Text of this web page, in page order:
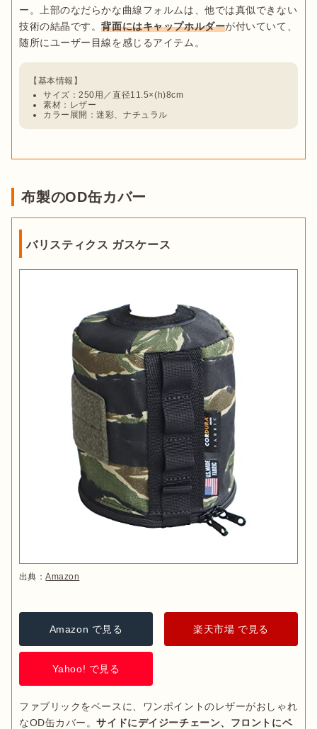
ー。上部のなだらかな曲線フォルムは、他では真似できない
技術の結晶です。背面にはキャップホルダーが付いていて、
随所にユーザー目線を感じるアイテム。
サイズ：250用／直径11.5×(h)8cm
素材：レザー
カラー展開：迷彩、ナチュラル
布製のOD缶カバー
バリスティクス ガスケース
出典：Amazon
Amazon で見る 楽天市場 で見る
Yahoo! で見る
ファブリックをベースに、ワンポイントのレザーがおしゃれ
なOD缶カバー。サイドにデイジーチェーン、フロントにベ